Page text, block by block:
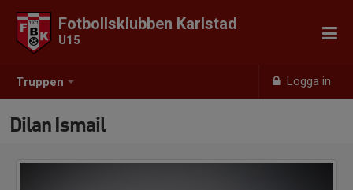
Truppen Logga in
Fotbollsklubben Karlstad
U15
Dilan Ismail